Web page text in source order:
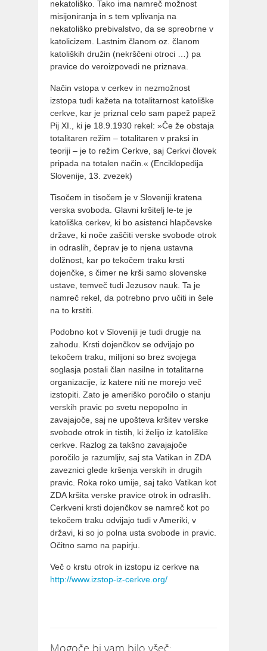
nekatoliško. Tako ima namreč možnost
misijoniranja in s tem vplivanja na
nekatoliško prebivalstvo, da se spreobrne v
katolicizem. Lastnim članom oz. članom
katoliških družin (nekrščeni otroci …) pa
pravice do veroizpovedi ne priznava.
Način vstopa v cerkev in nezmožnost
izstopa tudi kažeta na totalitarnost katoliške
cerkve, kar je priznal celo sam papež papež
Pij XI., ki je 18.9.1930 rekel: »Če že obstaja
totalitaren režim – totalitaren v praksi in
teoriji – je to režim Cerkve, saj Cerkvi človek
pripada na totalen način.« (Enciklopedija
Slovenije, 13. zvezek)
Tisočem in tisočem je v Sloveniji kratena
verska svoboda. Glavni kršitelj le-te je
katoliška cerkev, ki bo asistenci hlapčevske
države, ki noče zaščiti verske svobode otrok
in odraslih, čeprav je to njena ustavna
dolžnost, kar po tekočem traku krsti
dojenčke, s čimer ne krši samo slovenske
ustave, temveč tudi Jezusov nauk. Ta je
namreč rekel, da potrebno prvo učiti in šele
na to krstiti.
Podobno kot v Sloveniji je tudi drugje na
zahodu. Krsti dojenčkov se odvijajo po
tekočem traku, milijoni so brez svojega
soglasja postali član nasilne in totalitarne
organizacije, iz katere niti ne morejo več
izstopiti. Zato je ameriško poročilo o stanju
verskih pravic po svetu nepopolno in
zavajajoče, saj ne upošteva kršitev verske
svobode otrok in tistih, ki želijo iz katoliške
cerkve. Razlog za takšno zavajajoče
poročilo je razumljiv, saj sta Vatikan in ZDA
zaveznici glede kršenja verskih in drugih
pravic. Roka roko umije, saj tako Vatikan kot
ZDA kršita verske pravice otrok in odraslih.
Cerkveni krsti dojenčkov se namreč kot po
tekočem traku odvijajo tudi v Ameriki, v
državi, ki so jo polna usta svobode in pravic.
Očitno samo na papirju.
Več o krstu otrok in izstopu iz cerkve na
http://www.izstop-iz-cerkve.org/
Mogoče bi vam bilo všeč: